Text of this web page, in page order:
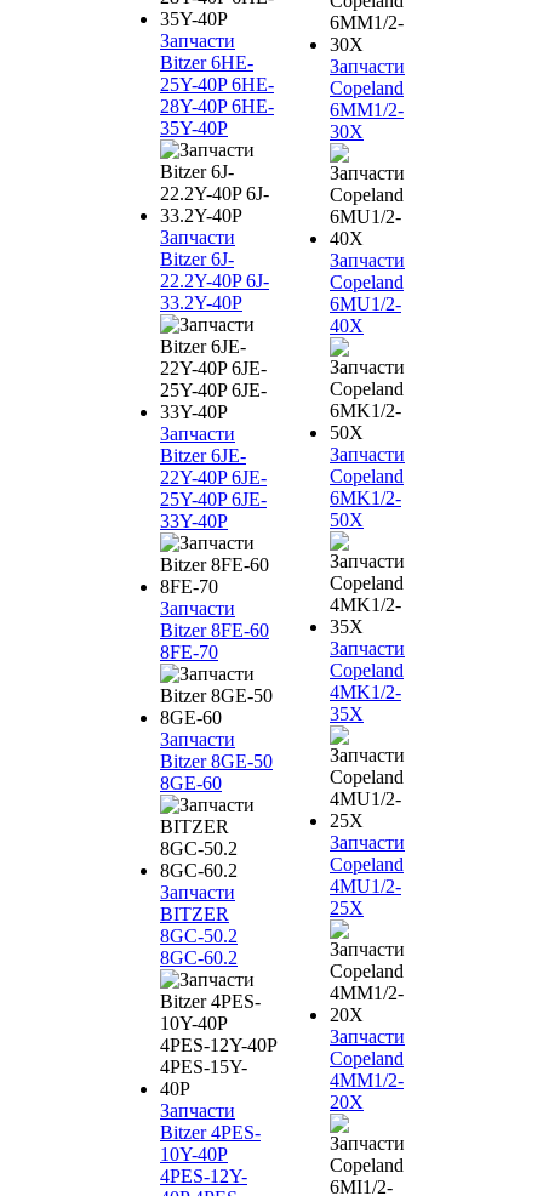
Запчасти
Bitzer 6HE-
25Y-40P 6HE-
28Y-40P 6HE-
35Y-40P
Запчасти
Bitzer 6J-
22.2Y-40P 6J-
33.2Y-40P
Запчасти
Bitzer 6JE-
22Y-40P 6JE-
25Y-40P 6JE-
33Y-40P
Запчасти
Bitzer 8FE-60
8FE-70
Запчасти
Bitzer 8GE-50
8GE-60
Запчасти
BITZER
8GC-50.2
8GC-60.2
Запчасти
Bitzer 4PES-
10Y-40P
4PES-12Y-
Запчасти
Copeland
6MM1/2-
30X
Запчасти
Copeland
6MU1/2-
40X
Запчасти
Copeland
6MK1/2-
50X
Запчасти
Copeland
4MK1/2-
35X
Запчасти
Copeland
4MU1/2-
25X
Запчасти
Copeland
4MM1/2-
20X